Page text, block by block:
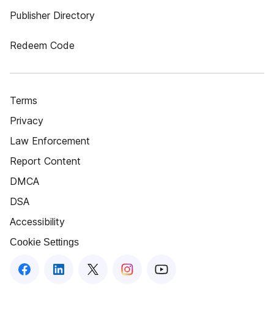
Publisher Directory
Redeem Code
Terms
Privacy
Law Enforcement
Report Content
DMCA
DSA
Accessibility
Cookie Settings